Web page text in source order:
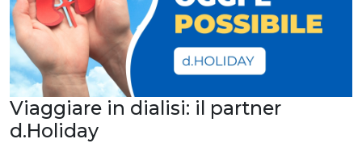
Viaggiare in dialisi: il partner
d.Holiday